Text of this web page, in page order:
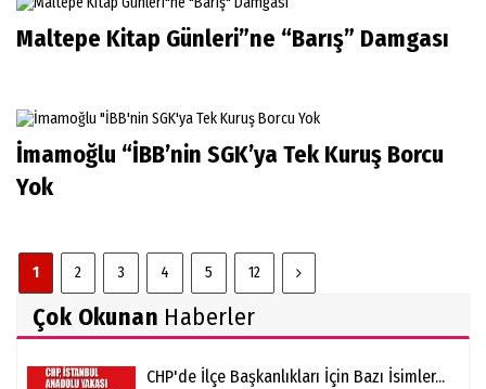
Maltepe Kitap Günleri”ne “Barış” Damgası
İmamoğlu “İBB’nin SGK’ya Tek Kuruş Borcu
Yok
1 2 3 4 5 12
Çok Okunan Haberler
CHP'de İlçe Başkanlıkları İçin Bazı İsimler...